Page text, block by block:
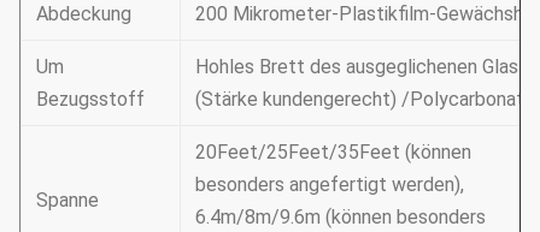
Abdeckung 200 Mikrometer-Plastikfilm-
Um
Bezugsstoff
Hohles Brett des ausgeglichenen Glas-
(Stärke kundengerecht) /Polycarbonate
Spanne
20Feet/25Feet/35Feet (können
besonders angefertigt werden),
6.4m/8m/9.6m (können besonders